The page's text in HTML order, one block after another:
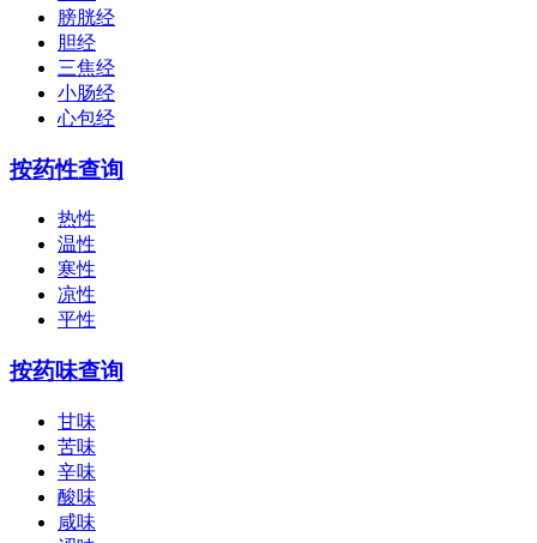
膀胱经
胆经
三焦经
小肠经
心包经
按药性查询
热性
温性
寒性
凉性
平性
按药味查询
甘味
苦味
辛味
酸味
咸味